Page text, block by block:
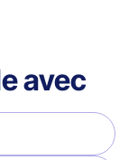
avec